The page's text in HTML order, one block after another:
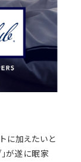
に加えたいと
が遂に眠家